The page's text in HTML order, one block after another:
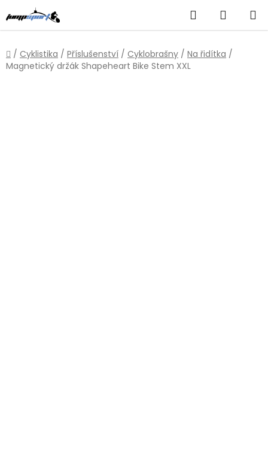
na
obsah
Hledat
KOŠÍK
Domů
/ Cyklistika / Příslušenství / Cyklobrašny / Na řidítka /
Magnetický držák Shapeheart Bike Stem XXL